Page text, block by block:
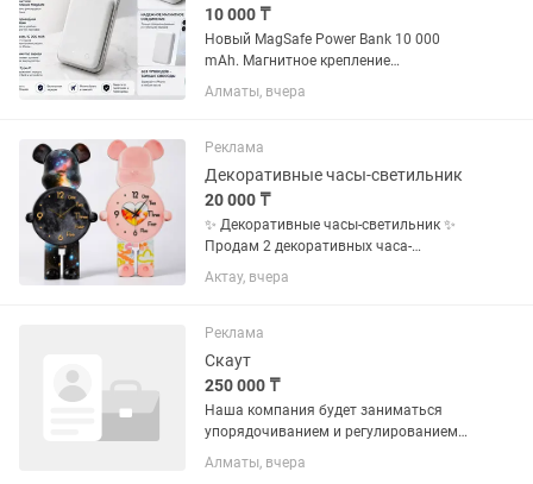
10 000 ₸
Новый MagSafe Power Bank 10 000
mAh. Магнитное крепление
Беспроводная зарядка USB Type-C
Индикатор заряда Компактный размер
и 14 с поддержкой MagSafe.
Алматы, вчера
Реклама
Декоративные часы-светильник
20 000 ₸
✨ Декоративные часы-светильник ✨
Продам 2 декоративных часа-
светильника. Остались последние 2
штуки. ✅ Работают как часы. ✅ Имеют
подходят как ночник. ✅ Питание от...
Актау, вчера
Реклама
Скаут
250 000 ₸
Наша компания будет заниматься
упорядочиванием и регулированием
парковки электросамокатов
шеринговых компаний в городе
Алматы, вчера